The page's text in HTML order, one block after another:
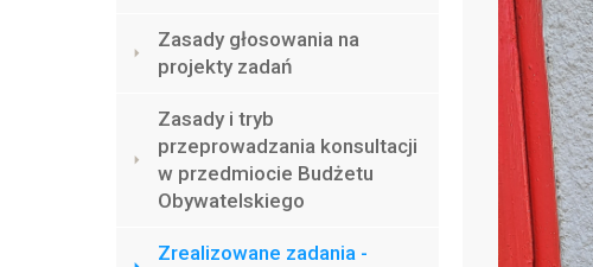
Zasady głosowania na
projekty zadań
Zasady i tryb
przeprowadzania konsultacji
w przedmiocie Budżetu
Obywatelskiego
Zrealizowane zadania -